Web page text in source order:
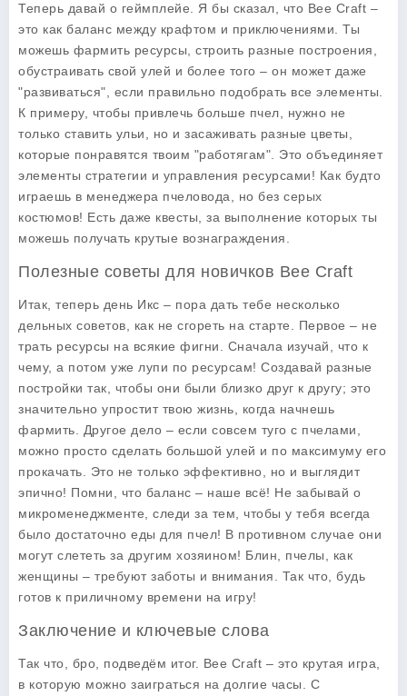
Теперь давай о геймплейе. Я бы сказал, что Bee Craft –
это как баланс между крафтом и приключениями. Ты
можешь фармить ресурсы, строить разные построения,
обустраивать свой улей и более того – он может даже
"развиваться", если правильно подобрать все элементы.
К примеру, чтобы привлечь больше пчел, нужно не
только ставить ульи, но и засаживать разные цветы,
которые понравятся твоим "работягам". Это объединяет
элементы стратегии и управления ресурсами! Как будто
играешь в менеджера пчеловода, но без серых
костюмов! Есть даже квесты, за выполнение которых ты
можешь получать крутые вознаграждения.
Полезные советы для новичков Bee Craft
Итак, теперь день Икс – пора дать тебе несколько
дельных советов, как не сгореть на старте. Первое – не
трать ресурсы на всякие фигни. Сначала изучай, что к
чему, а потом уже лупи по ресурсам! Создавай разные
постройки так, чтобы они были близко друг к другу; это
значительно упростит твою жизнь, когда начнешь
фармить. Другое дело – если совсем туго с пчелами,
можно просто сделать большой улей и по максимуму его
прокачать. Это не только эффективно, но и выглядит
эпично! Помни, что баланс – наше всё! Не забывай о
микроменеджменте, следи за тем, чтобы у тебя всегда
было достаточно еды для пчел! В противном случае они
могут слететь за другим хозяином! Блин, пчелы, как
женщины – требуют заботы и внимания. Так что, будь
готов к приличному времени на игру!
Заключение и ключевые слова
Так что, бро, подведём итог. Bee Craft – это крутая игра,
в которую можно заиграться на долгие часы. С